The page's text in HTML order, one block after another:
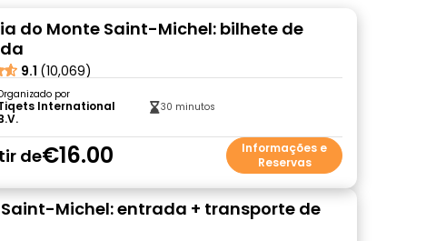
do Monte Saint-Michel: bilhete de
9.1 (10,069)
por
International
30 minutos
de€16.00
Informações e
Reservas
Michel: entrada + transporte de